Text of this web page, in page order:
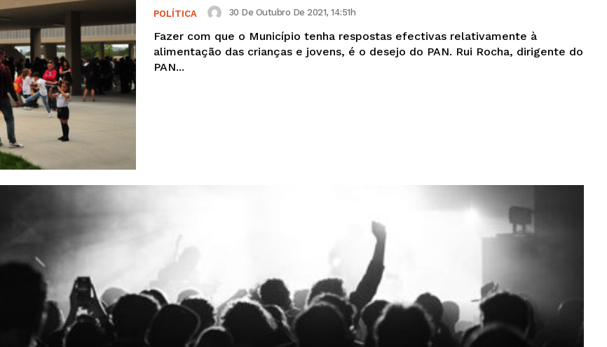
Edição Digital
Europa
Grande Entrevista
Publicidade
POLÍTICA 30 De Outubro De 2021, 14:51h
Fazer com que o Município tenha respostas efectivas relativamente à
alimentação das crianças e jovens, é o desejo do PAN. Rui Rocha, dirigente do
PAN...